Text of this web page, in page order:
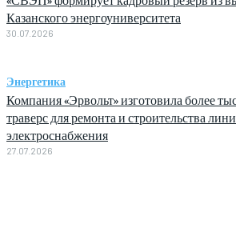
Казанского энергоуниверситета
30.07.2026
Энергетика
Компания «Эрвольт» изготовила более
траверс для ремонта и строительства
электроснабжения
27.07.2026